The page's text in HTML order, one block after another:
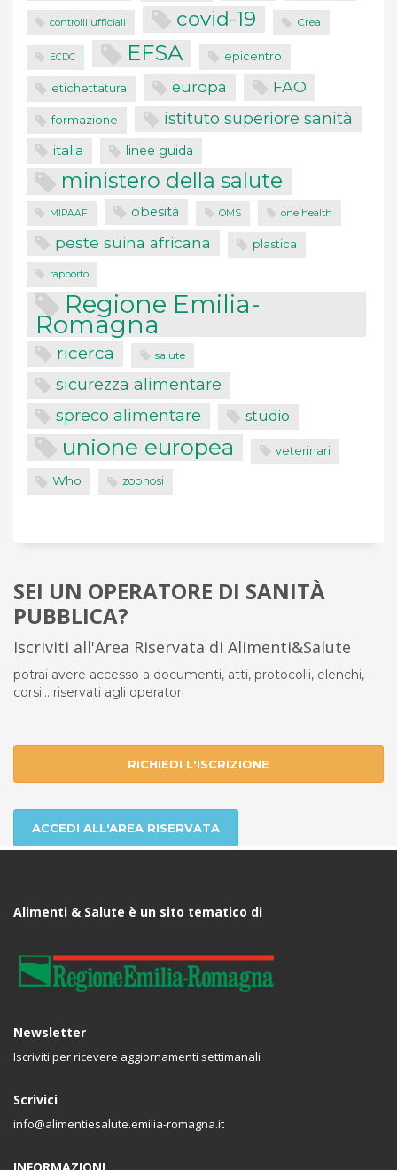
controlli ufficiali covid-19 Crea
ECDC EFSA epicentro
etichettatura europa FAO
formazione istituto superiore sanità
italia linee guida
ministero della salute
MIPAAF obesità OMS one health
peste suina africana plastica
rapporto
Regione Emilia-
Romagna
ricerca salute
sicurezza alimentare
spreco alimentare studio
unione europea veterinari
Who zoonosi
SEI UN OPERATORE DI SANITÀ
PUBBLICA?
Iscriviti all'Area Riservata di Alimenti&Salute
potrai avere accesso a documenti, atti, protocolli, elenchi,
corsi... riservati agli operatori
RICHIEDI L'ISCRIZIONE
ACCEDI ALL'AREA RISERVATA
Alimenti & Salute è un sito tematico di
Newsletter
Iscriviti per ricevere aggiornamenti settimanali
Scrivici
info@alimentiesalute.emilia-romagna.it